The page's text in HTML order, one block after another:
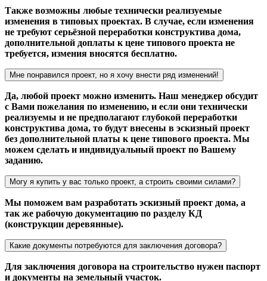
Также возможны любые технически реализуемые
изменения в типовых проектах. В случае, если изменения
не требуют серьёзной переработки конструктива дома,
дополнительной доплаты к цене типового проекта не
требуется, измения вносятся бесплатно.
Мне понравился проект, но я хочу внести ряд изменений!
Да, любой проект можно изменить. Наш менеджер обсудит
с Вами пожелания по изменению, и если они технически
реализуемы и не предполагают глубокой переработки
конструктива дома, то будут внесены в эскизный проект
без дополнительной платы к цене типового проекта. Мы
можем сделать и индивидуальный проект по Вашему
заданию.
Могу я купить у вас только проект, а строить своими силами?
Мы поможем вам разработать эскизный проект дома, а
так же рабочую документацию по разделу КД
(конструкции деревянные).
Какие документы потребуются для заключения договора?
Для заключения договора на строительство нужен паспорт
и документы на земельный участок.